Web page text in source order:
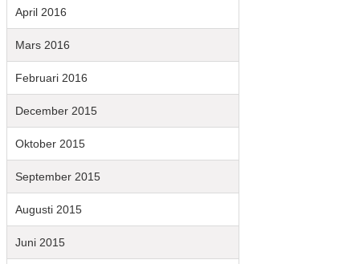
April 2016
Mars 2016
Februari 2016
December 2015
Oktober 2015
September 2015
Augusti 2015
Juni 2015